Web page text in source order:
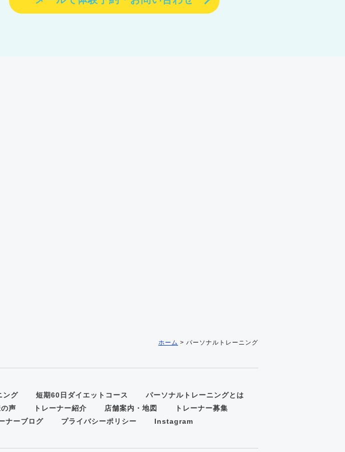
ホーム > パーソナルトレーニング
ング 短期60日ダイエットコース
パーソナルトレーニングとは
声 トレーナー紹介 店舗案内・地図
トレーナー募集
ナーブログ プライバシーポリシー Instagram